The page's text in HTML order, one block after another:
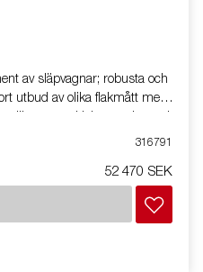
av släpvagnar; robusta och
utbud av olika flakmått med
Helsvetsade med
tuff användning.
med tippfunktion. Vagnen
316791
52 470 SEK